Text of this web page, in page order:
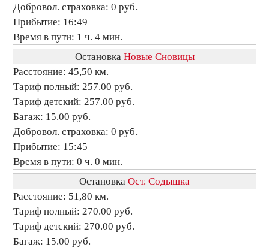
Добровол. страховка: 0 руб.
Прибытие: 16:49
Время в пути: 1 ч. 4 мин.
Остановка Новые Сновицы
Расстояние: 45,50 км.
Тариф полный: 257.00 руб.
Тариф детский: 257.00 руб.
Багаж: 15.00 руб.
Добровол. страховка: 0 руб.
Прибытие: 15:45
Время в пути: 0 ч. 0 мин.
Остановка Ост. Содышка
Расстояние: 51,80 км.
Тариф полный: 270.00 руб.
Тариф детский: 270.00 руб.
Багаж: 15.00 руб.